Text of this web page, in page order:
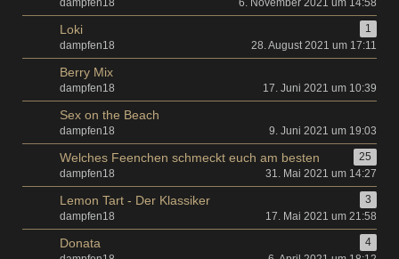
dampfen18
6. November 2021 um 14:58
Loki
1
dampfen18
28. August 2021 um 17:11
Berry Mix
dampfen18 17. Juni 2021 um 10:39
Sex on the Beach
dampfen18 9. Juni 2021 um 19:03
Welches Feenchen schmeckt euch am besten
25
dampfen18
31. Mai 2021 um 14:27
Lemon Tart - Der Klassiker
3
dampfen18
17. Mai 2021 um 21:58
Donata
4